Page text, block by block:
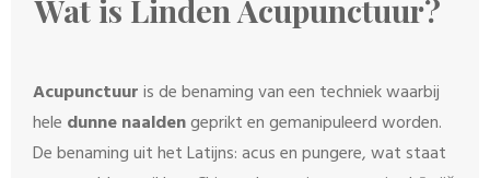
Wat is Linden Acupunctuur?
Acupunctuuris de benaming van een techniek waarbij
hele dunne naaldengeprikt en gemanipuleerd worden.
De benaming uit het Latijns: acus en pungere, wat staat